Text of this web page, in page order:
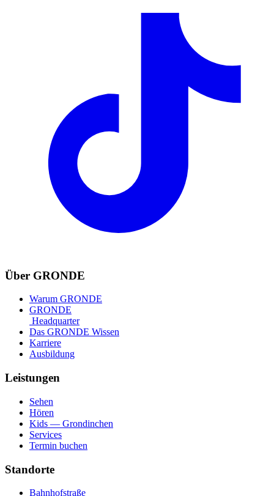
Über GRONDE
Warum GRONDE
GRONDE
Headquarter
Das GRONDE Wissen
Karriere
Ausbildung
Leistungen
Sehen
Hören
Kids — Grondinchen
Services
Termin buchen
Standorte
Bahnhofstraße